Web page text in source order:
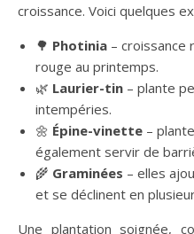
croissance. Voici quelques
🌳 Photinia – croissance
rouge au printemps.
🌿 Laurier-tin – plante
intempéries.
🌼 Épine-vinette –
également servir de
🌾 Graminées – elles
et se déclinent en
Une plantation soignée,